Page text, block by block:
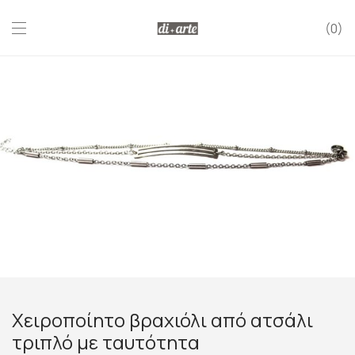
0
Χειροποίητο βραχιόλι από ατσάλι
τριπλό με ταυτότητα